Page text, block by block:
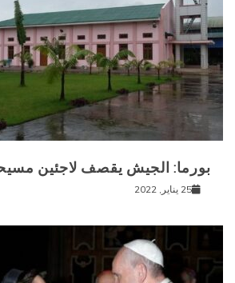
بورما: الجيش يقصف لاجئين
25 يناير, 2022